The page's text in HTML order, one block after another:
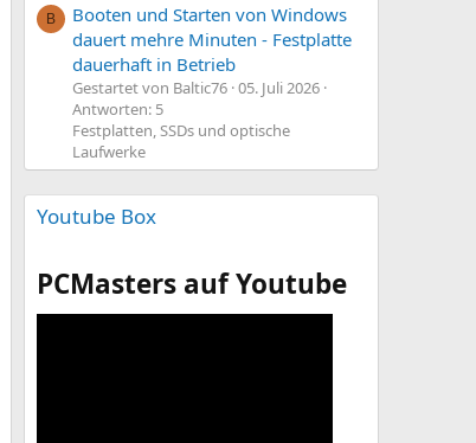
B
Booten und Starten von Windows
dauert mehre Minuten - Festplatte
dauerhaft in Betrieb
Gestartet von Baltic76 05. Juli 2026
Antworten: 5
Festplatten, SSDs und optische
Laufwerke
Youtube Box
PCMasters auf Youtube